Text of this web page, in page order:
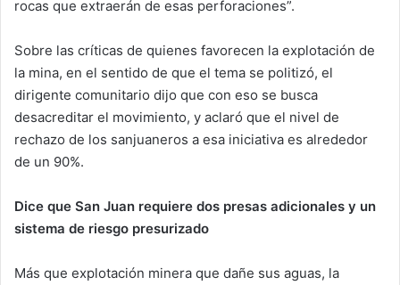
rocas que extraerán de esas perforaciones”.
Sobre las críticas de quienes favorecen la explotación de
la mina, en el sentido de que el tema se politizó, el
dirigente comunitario dijo que con eso se busca
desacreditar el movimiento, y aclaró que el nivel de
rechazo de los sanjuaneros a esa iniciativa es alrededor
de un 90%.
Dice que San Juan requiere dos presas adicionales y un
sistema de riesgo presurizado
Más que explotación minera que dañe sus aguas, la